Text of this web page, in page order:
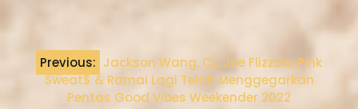
Previous: Jackson Wang, CL, Joe Flizzow, Pink
Sweat$ & Ramai Lagi Telah Menggegarkan
Pentas Good Vibes Weekender 2022